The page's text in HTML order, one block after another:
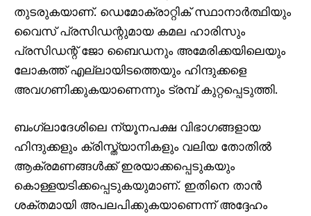
തുടരുകയാണ്. ഡെമോക്രാറ്റിക് സ്ഥാനാർത്ഥിയും
വൈസ് പ്രസിഡന്റുമായ കമല ഹാരിസും
പ്രസിഡന്റ് ജോ ബൈഡനും അമേരിക്കയിലെയും
ലോകത്ത് എല്ലായിടത്തെയും ഹിന്ദുക്കളെ
അവഗണിക്കുകയാണെന്നും ട്രമ്പ് കുറ്റപ്പെടുത്തി.
ബംഗ്ലാദേശിലെ ന്യൂനപക്ഷ വിഭാഗങ്ങളായ
ഹിന്ദുക്കളും ക്രിസ്ത്യാനികളും വലിയ തോതിൽ
ആക്രമണങ്ങൾക്ക് ഇരയാക്കപ്പെടുകയും
കൊള്ളയടിക്കപ്പെടുകയുമാണ്. ഇതിനെ താൻ
ശക്തമായി അപലപിക്കുകയാണെന്ന് അദ്ദേഹം